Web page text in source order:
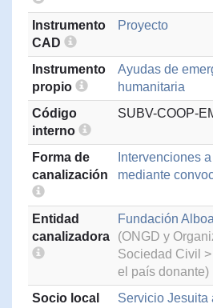
Instrumento
CAD
Proyecto
Instrumento
propio
Ayudas de
humanitaria
Código
interno
SUBV-COOP-
Forma de
canalización
Intervenciones
mediante
Entidad
canalizadora
Fundación
(ONGD y
Sociedad Civil
el país donante)
Socio local
Servicio Jesuita